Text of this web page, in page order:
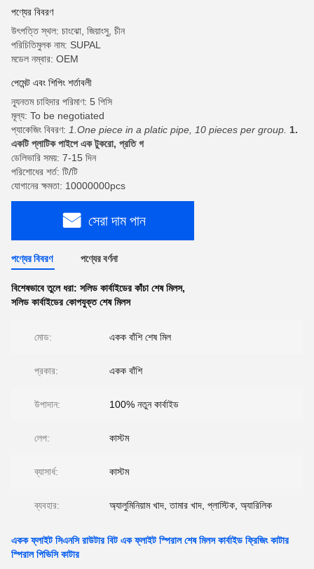
পণ্যের বিবরণ
উৎপত্তি স্থল: চাংঝো, জিয়াংসু, চীন
পরিচিতিমুলক নাম: SUPAL
মডেল নম্বার: OEM
পেমেন্ট এবং শিপিং শর্তাবলী
ন্যূনতম চাহিদার পরিমাণ: 5 পিসি
মূল্য: To be negotiated
প্যাকেজিং বিবরণ: 1.One piece in a platic pipe, 10 pieces per group. 1.
একটি প্লাটিক পাইপে এক টুকরো, প্রতি গ
ডেলিভারি সময়: 7-15 দিন
পরিশোধের শর্ত: টি/টি
যোগানের ক্ষমতা: 10000000pcs
সেরা দাম পান
পণ্যের বিবরণ পণ্যের বর্ণনা
বিশেষভাবে তুলে ধরা: সলিড কার্বাইডের কাঁচা শেষ মিলস,
সলিড কার্বাইডের কোপযুক্ত শেষ মিলস
মোড: একক বাঁশি শেষ মিল
প্রকার: একক বাঁশি
উপাদান: 100% নতুন কার্বাইড
লেপ: কাস্টম
ব্যাসার্ধ: কাস্টম
ব্যবহার: অ্যালুমিনিয়াম খাদ, তামার খাদ, প্লাস্টিক, অ্যারিলিক
একক ফ্লাইট সিএনসি রাউটার বিট এক ফ্লাইট স্পিরাল শেষ মিলস কার্বাইড ফ্রিজিং কাটার
স্পিরাল পিভিসি কাটার